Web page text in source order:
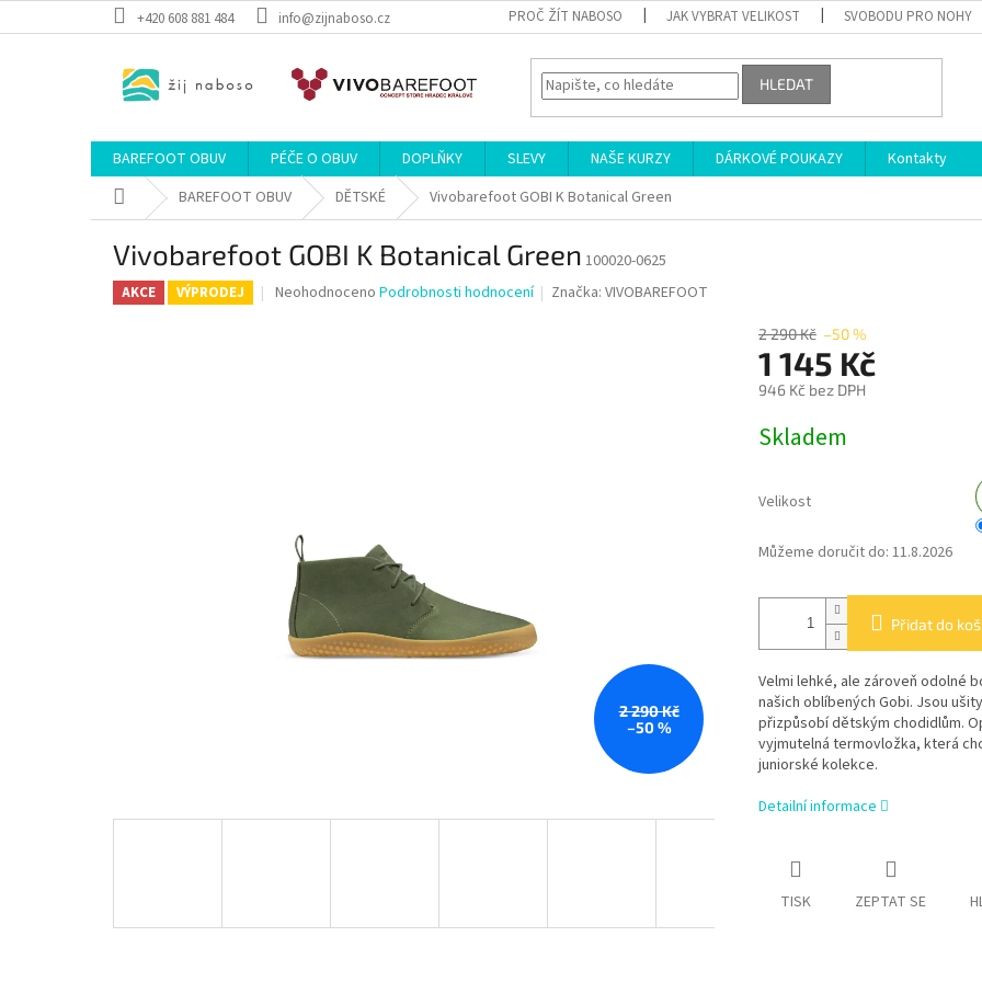
na
+420 608 881 484 info@zijnaboso.cz PROČ ŽÍT NABOSO JAK VYBRAT VELIKOST SVOBODU PRO NOHY
HLEDAT
BAREFOOT OBUV PÉČE O OBUV DOPLŇKY SLEVY NAŠE KURZY DÁRKOVÉ POUKAZY
Kontakty
Domů BAREFOOT OBUV DĚTSKÉ Vivobarefoot GOBI K Botanical Green
Vivobarefoot GOBI K Botanical Green 100020-0625
AKCE VÝPRODEJ
Průměrné
Neohodnoceno Podrobnosti hodnocení Značka:VIVOBAREFOOT
2 290 Kč
–50 %
2 290 Kč –50 %
1 145 Kč
946 Kč bez DPH
cena:
Skladem
Velikost
Můžeme doručit do: 11.8.2026
Přidat do
Velmi lehké, ale zároveň odolné
našich oblíbených Gobi. Jsou
přizpůsobí dětským chodidlům.
vyjmutelná termovložka, která
juniorské kolekce.
Detailní informace
TISK ZEPTAT SE